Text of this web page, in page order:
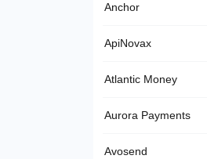
Anchor
ApiNovax
Atlantic Money
Aurora Payments
Avosend